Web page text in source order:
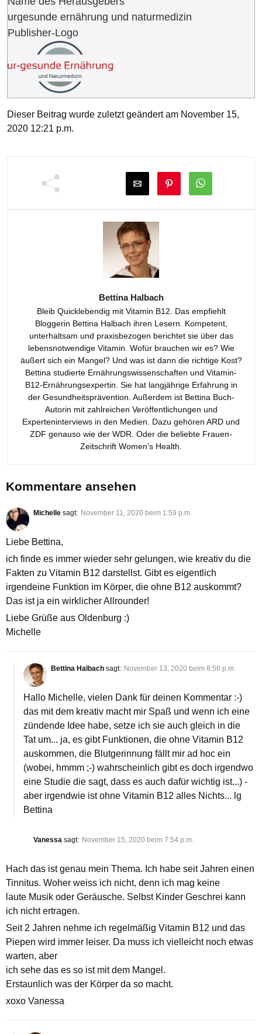
urgesunde ernährung und naturmedizin
Publisher-Logo
Dieser Beitrag wurde zuletzt geändert am November 15,
2020 12:21 p.m.
Bettina Halbach
Bleib Quicklebendig mit Vitamin B12. Das empfiehlt
Bloggerin Bettina Halbach ihren Lesern. Kompetent,
unterhaltsam und praxisbezogen berichtet sie über das
lebensnotwendige Vitamin. Wofür brauchen wir es? Wie
äußert sich ein Mangel? Und was ist dann die richtige Kost?
Bettina studierte Ernährungswissenschaften und Vitamin-
B12-Ernährungsexpertin. Sie hat langjährige Erfahrung in
der Gesundheitsprävention. Außerdem ist Bettina Buch-
Autorin mit zahlreichen Veröffentlichungen und
Experteninterviews in den Medien. Dazu gehören ARD und
ZDF genauso wie der WDR. Oder die beliebte Frauen-
Zeitschrift Women's Health.
Kommentare ansehen
Michelle sagt: November 11, 2020 beim 1:59 p.m.
Liebe Bettina,
ich finde es immer wieder sehr gelungen, wie kreativ du die
Fakten zu Vitamin B12 darstellst. Gibt es eigentlich
irgendeine Funktion im Körper, die ohne B12 auskommt?
Das ist ja ein wirklicher Allrounder!
Liebe Grüße aus Oldenburg :)
Michelle
Bettina Halbach sagt: November 13, 2020 beim 8:56 p.m.
Hallo Michelle, vielen Dank für deinen Kommentar :-)
das mit dem kreativ macht mir Spaß und wenn ich eine
zündende Idee habe, setze ich sie auch gleich in die
Tat um... ja, es gibt Funktionen, die ohne Vitamin B12
auskommen, die Blutgerinnung fällt mir ad hoc ein
(wobei, hmmm ;-) wahrscheinlich gibt es doch irgendwo
eine Studie die sagt, dass es auch dafür wichtig ist...) -
aber irgendwie ist ohne Vitamin B12 alles Nichts... lg
Bettina
Vanessa sagt: November 15, 2020 beim 7:54 p.m.
Hach das ist genau mein Thema. Ich habe seit Jahren einen
Tinnitus. Woher weiss ich nicht, denn ich mag keine
laute Musik oder Geräusche. Selbst Kinder Geschrei kann
ich nicht ertragen.
Seit 2 Jahren nehme ich regelmäßig Vitamin B12 und das
Piepen wird immer leiser. Da muss ich vielleicht noch etwas
warten, aber
ich sehe das es so ist mit dem Mangel.
Erstaunlich was der Körper da so macht.
xoxo Vanessa